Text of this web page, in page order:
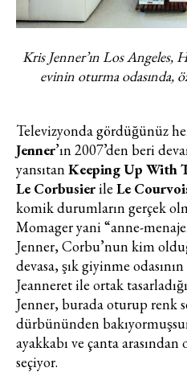
Kris Jenner’ın Los Angeles,
evinin oturma odasında,
Televizyonda gördüğünüz
Jenner’ın 2007’den beri
yansıtanKeeping Up With
Le Corbusierile Le
komik durumların gerçek
Momager yani “anne-
Jenner, Corbu’nun kim
devasa, şık giyinme
Jeanneret ile ortak
Jenner, burada oturup renk
dürbününden
ayakkabı ve çanta
seçiyor.